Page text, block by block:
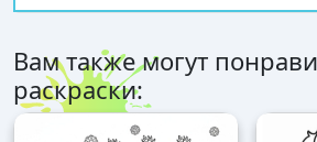
Вам также могут
раскраски: